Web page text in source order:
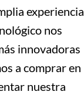
experiencia
nos
innovadoras
a comprar en
nuestra